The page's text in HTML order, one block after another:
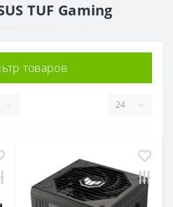
TUF Gaming
товаров